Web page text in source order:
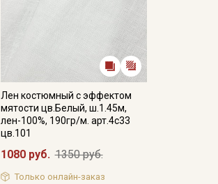
Лен костюмный с эффектом
мятости цв.Белый, ш.1.45м,
лен-100%, 190гр/м. арт.4с33
цв.101
1080 руб. 1350 руб.
Только онлайн-заказ